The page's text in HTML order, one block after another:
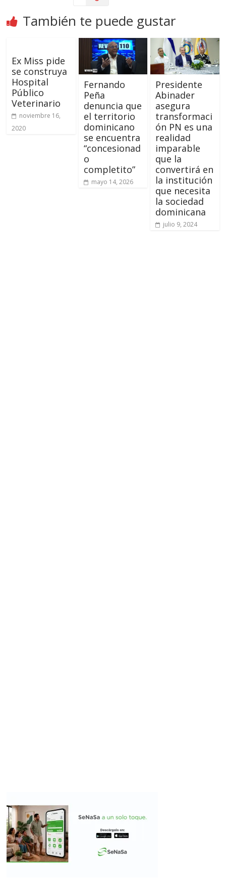
También te puede gustar
Ex Miss pide
se construya
Hospital
Público
Veterinario
noviembre 16,
2020
Fernando
Peña
denuncia que
el territorio
dominicano
se encuentra
“concesionad
o
completito”
mayo 14, 2026
Presidente
Abinader
asegura
transformaci
ón PN es una
realidad
imparable
que la
convertirá en
la institución
que necesita
la sociedad
dominicana
julio 9, 2024